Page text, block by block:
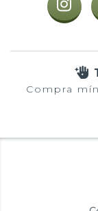
Compra